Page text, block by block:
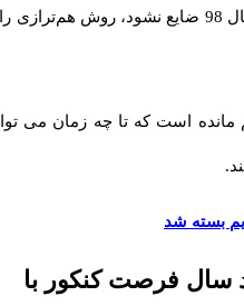
کدام از داوطلبان نظام قدیم یا جدید سال 98 ضایع نشود، روش هم‌ترازی را به
است که تا چه زمان می توانند
شد
فرصت کنکور با